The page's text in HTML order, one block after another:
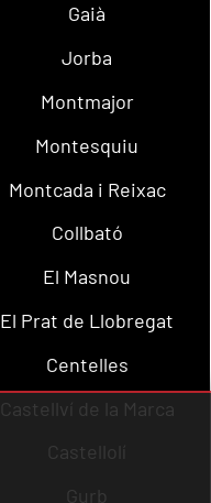
Gaià
Jorba
Montmajor
Montesquiu
Montcada i Reixac
Collbató
El Masnou
El Prat de Llobregat
Centelles
Castellví de la Marca
Castellolí
Gurb